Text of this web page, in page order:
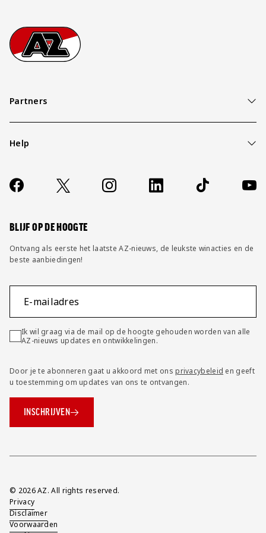
Footer
Ga naar onze homepage
Partners
Help
Contact
FAQ
Socials
https://www.facebook.com/AZAlkmaar
X Instagram LinkedIn TikTok
BLIJF OP DE HOOGTE
Ontvang als eerste het laatste AZ-nieuws, de leukste winacties en de
beste aanbiedingen!
E-mailadres
Ik wil graag via de mail op de hoogte gehouden worden van alle
AZ-nieuws updates en ontwikkelingen.
Door je te abonneren gaat u akkoord met onsprivacybeleid en geeft
u toestemming om updates van ons te ontvangen.
INSCHRIJVEN
Overig
© 2026 AZ. All rights reserved.
Privacy
Disclaimer
Voorwaarden